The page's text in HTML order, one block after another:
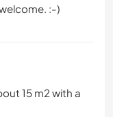
15 m2 with a